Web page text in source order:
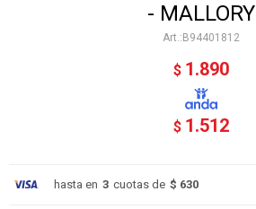
- MALLORY
B94401812
$ 1.890
$ 1.512
hasta en 3 cuotas de $ 630